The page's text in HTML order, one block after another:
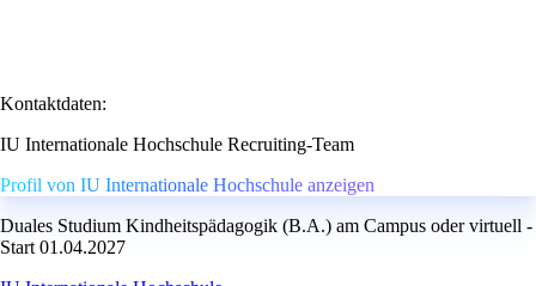
Kontaktdaten:
IU Internationale Hochschule Recruiting-Team
Profil von IU Internationale Hochschule anzeigen
Duales Studium Kindheitspädagogik (B.A.) am Campus oder virtuell -
Start 01.04.2027